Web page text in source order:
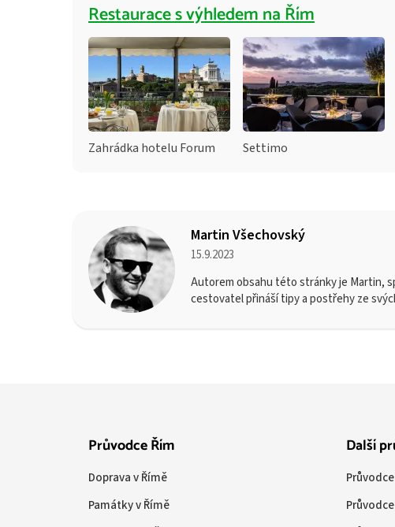
Restaurace s výhledem na Řím
Zahrádka hotelu Forum Settimo
Martin Všechovský
15.9.2023
Autorem obsahu této stránky je Martin,
cestovatel přináší tipy a postřehy ze
Průvodce Řím
Doprava v Římě
Památky v Římě
Další